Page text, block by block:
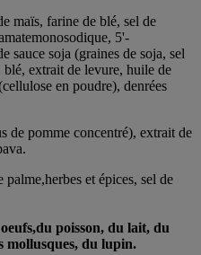
maïs, farine de blé, sel de
5'-
sauce soja (graines de soja, sel
extrait de levure, huile de
en poudre), denrées
de pomme concentré), extrait de
palme,herbes et épices, sel de
poisson, du lait, du
mollusques, du lupin.